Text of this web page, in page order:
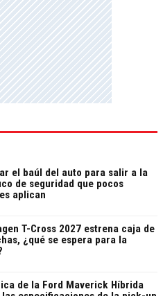
el baúl del auto para salir a la
de seguridad que pocos
aplican
T-Cross 2027 estrena caja de
¿qué se espera para la
de la Ford Maverick Híbrida